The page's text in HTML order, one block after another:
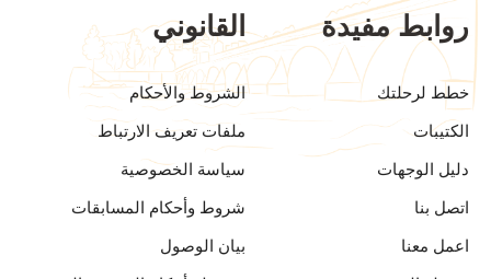
روابط مفيدة
خطط لرحلتك
الكتيبات
دليل الوجهات
اتصل بنا
اعمل معنا
القانوني
الشروط والأحكام
ملفات تعريف الارتباط
سياسة الخصوصية
شروط وأحكام المسابقات
بيان الوصول